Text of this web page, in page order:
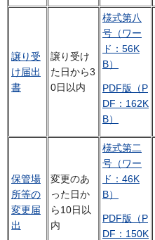
譲り受
け届出
書
譲り受け
た日から3
0日以内
様式第八
号（ワー
ド：56K
B）
PDF版（P
DF：162K
B）
保管場
所等の
変更届
出
変更のあ
った日か
ら10日以
内
様式第二
号（ワー
ド：46K
B）
PDF版（P
DF：150K